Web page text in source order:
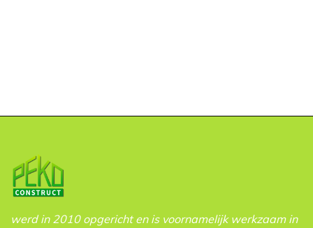
werd in 2010 opgericht en is voornamelijk werkzaam in